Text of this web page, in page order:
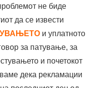
не биде
да се извести
и уплатното
за патување, за
и почетокот
дека рекламации